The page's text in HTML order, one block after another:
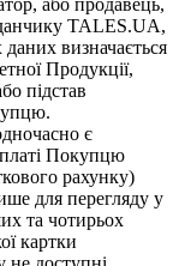
TALES.UA,
даних визначається
Продукції,
підстав
є
Покупцю
рахунку)
для перегляду у
та чотирьох
картки